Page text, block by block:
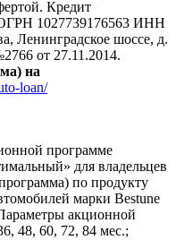
Кредит
1027739176563 ИНН
Ленинградское шоссе, д.
от 27.11.2014.
на
loan/
программе
для владельцев
по продукту
марки Bestune
акционной
48, 60, 72, 84 мес.;